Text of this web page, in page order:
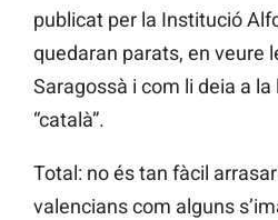
publicat per la Institució
quedaran parats, en veure
Saragossà i com li deia a
“català”.
Total: no és tan fàcil
valencians com alguns